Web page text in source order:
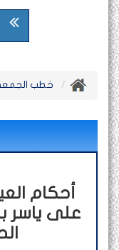
خطب الجمعة
أحكام
على ياسر